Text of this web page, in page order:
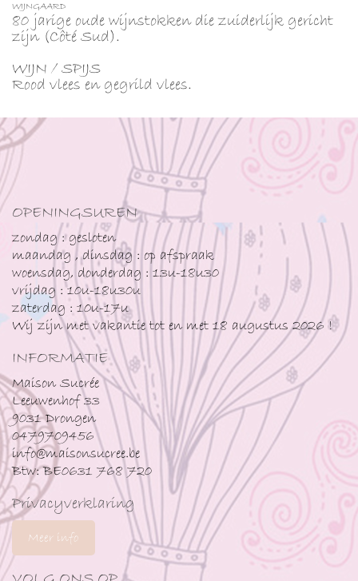
WIJNGAARD
80 jarige oude wijnstokken die zuiderlijk gericht
zijn (Côté Sud).
WIJN / SPIJS
Rood vlees en gegrild vlees.
OPENINGSUREN
zondag : gesloten
maandag , dinsdag : op afspraak
woensdag, donderdag : 13u-18u30
vrijdag : 10u-18u30u
zaterdag : 10u-17u
Wij zijn met vakantie tot en met 18 augustus 2026 !
INFORMATIE
Maison Sucrée
Leeuwenhof 33
9031 Drongen
0479709456
info@maisonsucree.be
Btw: BE0631 768 720
Privacyverklaring
Meer info